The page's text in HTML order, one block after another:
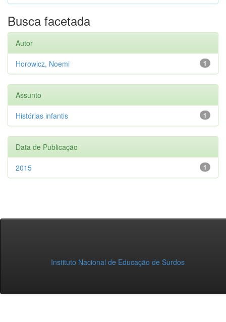
Busca facetada
Autor
1
Horowicz, Noemi
Assunto
1
Histórias infantis
Data de Publicação
1
2015
Instituto Nacional de Educação de Surdos